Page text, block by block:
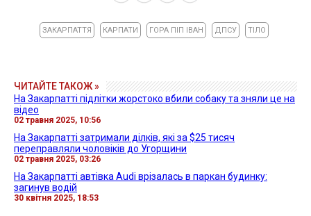
ЗАКАРПАТТЯ КАРПАТИ ГОРА ПІП ІВАН ДПСУ ТІЛО
ЧИТАЙТЕ ТАКОЖ »
На Закарпатті підлітки жорстоко вбили собаку та зняли це на
відео
02 травня 2025, 10:56
На Закарпатті затримали ділків, які за $25 тисяч
переправляли чоловіків до Угорщини
02 травня 2025, 03:26
На Закарпатті автівка Audi врізалась в паркан будинку:
загинув водій
30 квітня 2025, 18:53